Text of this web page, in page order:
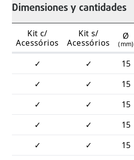
Dimensiones y cantidades
Kit c/
Acessórios
Kit s/
Acessórios
Ø
(mm)
✓ ✓ 15
✓
✓ 15
✓
✓ 15
✓
✓ 15
✓
✓ 15